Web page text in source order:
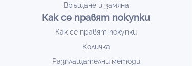
Връщане и замяна
Как се правят покупки
Как се правят покупки
Количка
Разплащателни методи